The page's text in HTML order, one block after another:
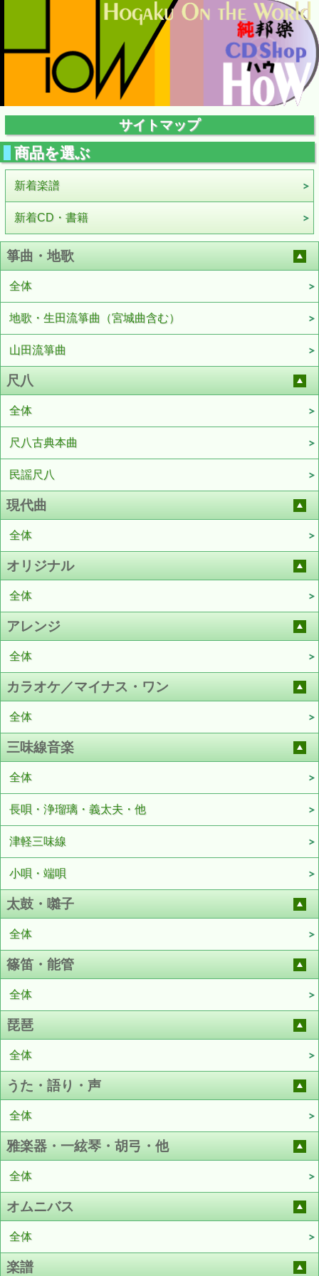
サイトマップ
商品を選ぶ
新着楽譜
新着CD・書籍
箏曲・地歌
全体
地歌・生田流箏曲（宮城曲含む）
山田流箏曲
尺八
全体
尺八古典本曲
民謡尺八
現代曲
全体
オリジナル
全体
アレンジ
全体
カラオケ／マイナス・ワン
全体
三味線音楽
全体
長唄・浄瑠璃・義太夫・他
津軽三味線
小唄・端唄
太鼓・囃子
全体
篠笛・能管
全体
琵琶
全体
うた・語り・声
全体
雅楽器・一絃琴・胡弓・他
全体
オムニバス
全体
楽譜